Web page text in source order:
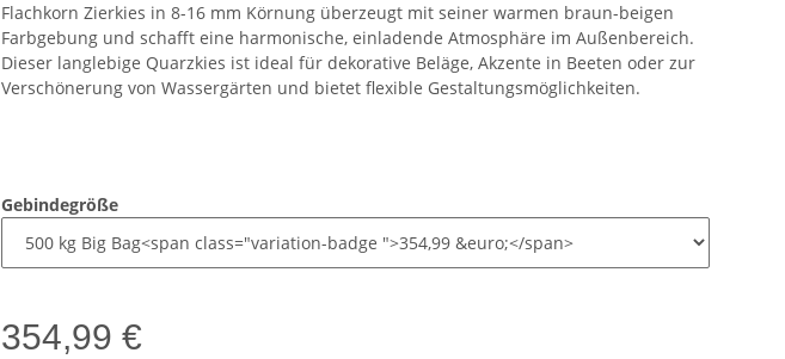
Flachkorn Zierkies in 8-16 mm Körnung überzeugt mit seiner warmen braun-beigen
Farbgebung und schafft eine harmonische, einladende Atmosphäre im Außenbereich.
Dieser langlebige Quarzkies ist ideal für dekorative Beläge, Akzente in Beeten oder zur
Verschönerung von Wassergärten und bietet flexible Gestaltungsmöglichkeiten.
Gebindegröße
354,99 €